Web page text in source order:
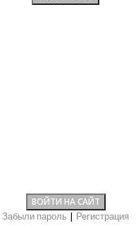
Забыли пароль Регистрация